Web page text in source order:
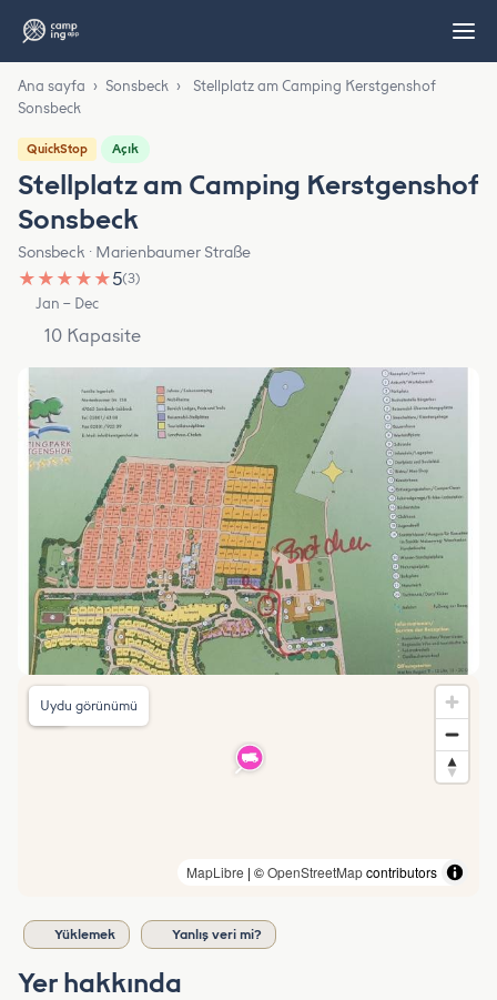
Ana sayfa › Sonsbeck ›
Stellplatz am Camping Kerstgenshof
Sonsbeck
QuickStop Açık
Stellplatz am Camping Kerstgenshof
Sonsbeck
Sonsbeck · Marienbaumer Straße
★ ★ ★ ★ ★5(3)
Jan – Dec
10 Kapasite
MapLibre | ©OpenStreetMapcontributors
Uydu görünümü
Yüklemek Yanlış veri mi?
Yer hakkında